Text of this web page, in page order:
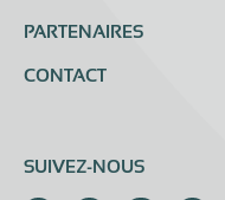
PARTENAIRES
CONTACT
SUIVEZ-NOUS